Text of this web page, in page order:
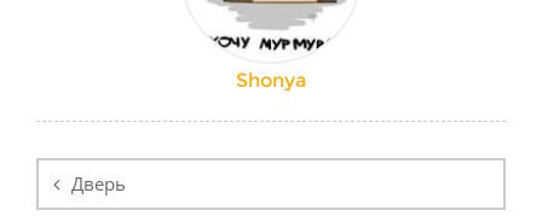
Shonya
по
записям
Дверь